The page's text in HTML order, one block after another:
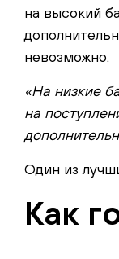
на высокий
невозможно.
«На низкие
на
Один из
Как